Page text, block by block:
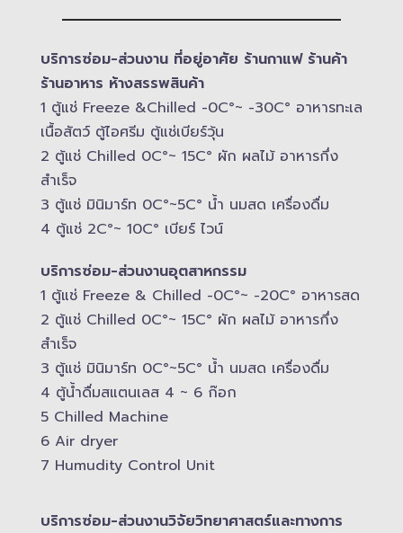
บริการซ่อม-​ส่วนงาน ที่อยู่อาศัย ร้านกาแฟ ร้านค้า
ร้านอาหาร ห้างสรรพสินค้า
1 ตู้แช่ Freeze &​Chilled -​0C°~ -​30C° อาหารทะเล
เนื้อสัตว์ ตู้ไอศรีม ตู้แช่เบียร์วุ้น
2 ตู้แช่ Chilled​ 0C°~ 15C° ผัก ผลไม้ อาหารกึ่ง
สำเร็จ
3 ตู้แช่​ มินิมาร์ท 0C°~5C° น้ำ นมสด เครื่องดื่ม
4 ตู้แช่ 2C°~ 10​C° เบียร์ ไวน์
บริการซ่อม-​ส่วนงานอุตสาหกรรม
1 ตู้แช่ Freeze &​ Chilled -​0C°~ -​20C° อาหารสด
2 ตู้แช่ Chilled​ 0C°~ 15C° ผัก ผลไม้ อาหารกึ่ง
สำเร็จ
3 ตู้แช่​ มินิมาร์ท 0C°~5C° น้ำ นมสด เครื่องดื่ม
4 ตู้น้ำดื่มสแตนเลส​ 4 ~ 6 ก๊อก
5 Chilled Mac​hine
6 Air dryer
7 Humudity Control Unit
บริการซ่อม-​ส่วนงานวิจัยวิทยาศาสตร์และทางการ